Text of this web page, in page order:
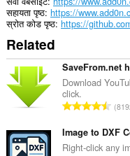
them
to
you
in
the
system
tray.
This
extension
store
an
सहायता पृष्ठ https://
स्रोत कोड पृष्ठ https://
Related
SaveFrom.net
Download
click.
रे
ग
की
Image to DXF
Right-click any